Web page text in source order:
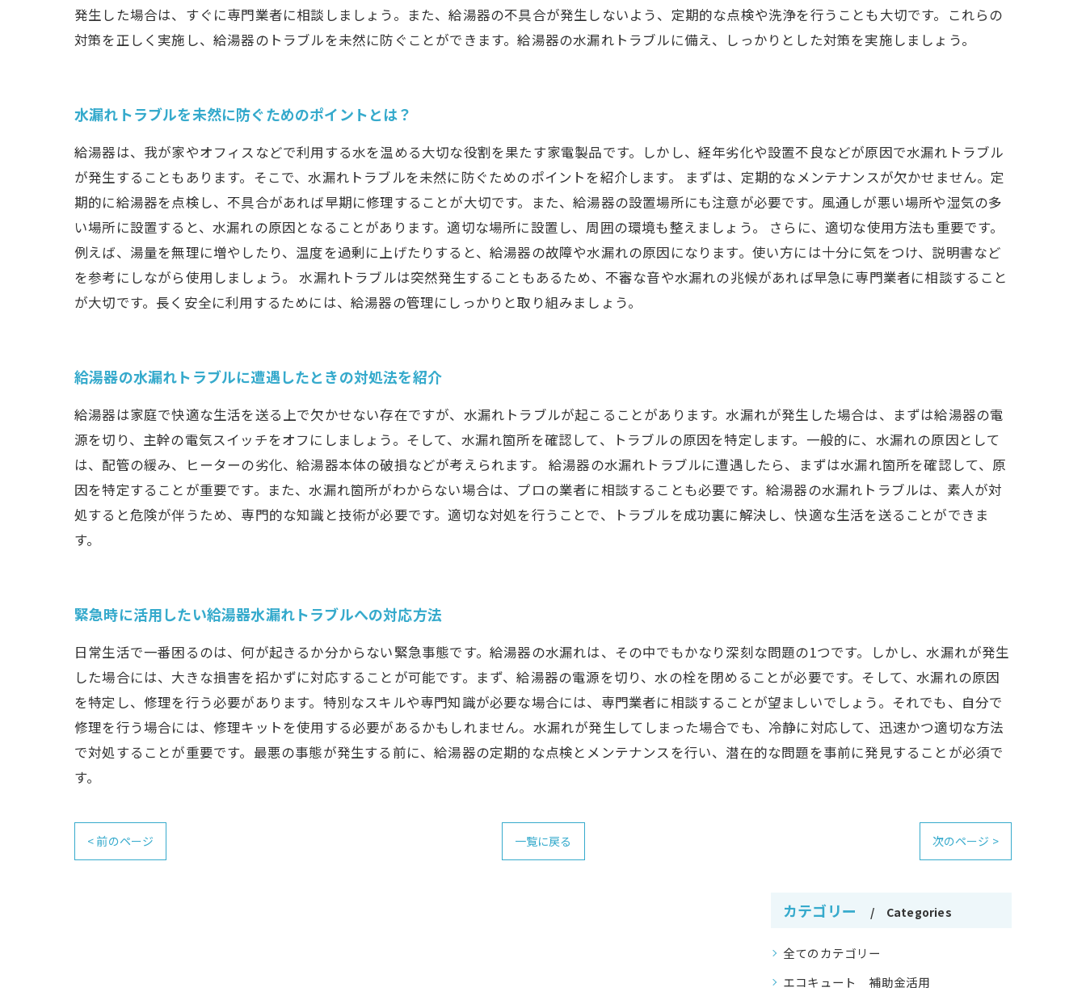
発生した場合は、すぐに専門業者に相談しましょう。また、給湯器の不具合が発生しないよう、定期的な点検や洗浄を行うことも大切です。これらの
対策を正しく実施し、給湯器のトラブルを未然に防ぐことができます。給湯器の水漏れトラブルに備え、しっかりとした対策を実施しましょう。
水漏れトラブルを未然に防ぐためのポイントとは？
給湯器は、我が家やオフィスなどで利用する水を温める大切な役割を果たす家電製品です。しかし、経年劣化や設置不良などが原因で水漏れトラブル
が発生することもあります。そこで、水漏れトラブルを未然に防ぐためのポイントを紹介します。 まずは、定期的なメンテナンスが欠かせません。定
期的に給湯器を点検し、不具合があれば早期に修理することが大切です。また、給湯器の設置場所にも注意が必要です。風通しが悪い場所や湿気の多
い場所に設置すると、水漏れの原因となることがあります。適切な場所に設置し、周囲の環境も整えましょう。 さらに、適切な使用方法も重要です。
例えば、湯量を無理に増やしたり、温度を過剰に上げたりすると、給湯器の故障や水漏れの原因になります。使い方には十分に気をつけ、説明書など
を参考にしながら使用しましょう。 水漏れトラブルは突然発生することもあるため、不審な音や水漏れの兆候があれば早急に専門業者に相談すること
が大切です。長く安全に利用するためには、給湯器の管理にしっかりと取り組みましょう。
給湯器の水漏れトラブルに遭遇したときの対処法を紹介
給湯器は家庭で快適な生活を送る上で欠かせない存在ですが、水漏れトラブルが起こることがあります。水漏れが発生した場合は、まずは給湯器の電
源を切り、主幹の電気スイッチをオフにしましょう。そして、水漏れ箇所を確認して、トラブルの原因を特定します。一般的に、水漏れの原因として
は、配管の緩み、ヒーターの劣化、給湯器本体の破損などが考えられます。 給湯器の水漏れトラブルに遭遇したら、まずは水漏れ箇所を確認して、原
因を特定することが重要です。また、水漏れ箇所がわからない場合は、プロの業者に相談することも必要です。給湯器の水漏れトラブルは、素人が対
処すると危険が伴うため、専門的な知識と技術が必要です。適切な対処を行うことで、トラブルを成功裏に解決し、快適な生活を送ることができま
す。
緊急時に活用したい給湯器水漏れトラブルへの対応方法
日常生活で一番困るのは、何が起きるか分からない緊急事態です。給湯器の水漏れは、その中でもかなり深刻な問題の1つです。しかし、水漏れが発生
した場合には、大きな損害を招かずに対応することが可能です。まず、給湯器の電源を切り、水の栓を閉めることが必要です。そして、水漏れの原因
を特定し、修理を行う必要があります。特別なスキルや専門知識が必要な場合には、専門業者に相談することが望ましいでしょう。それでも、自分で
修理を行う場合には、修理キットを使用する必要があるかもしれません。水漏れが発生してしまった場合でも、冷静に対応して、迅速かつ適切な方法
で対処することが重要です。最悪の事態が発生する前に、給湯器の定期的な点検とメンテナンスを行い、潜在的な問題を事前に発見することが必須で
す。
< 前のページ 一覧に戻る 次のページ >
カテゴリー Categories
全てのカテゴリー
エコキュート 補助金活用